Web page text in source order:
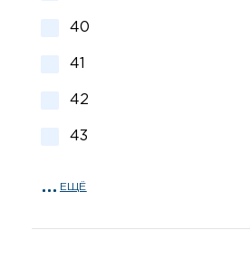
40
41
42
43
ЕЩЁ